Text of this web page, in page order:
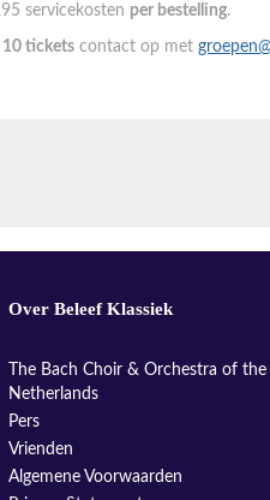
servicekosten per bestelling.
10 tickets contact op met
Over Beleef Klassiek
The Bach Choir & Orchestra of the
Netherlands
Pers
Vrienden
Algemene Voorwaarden